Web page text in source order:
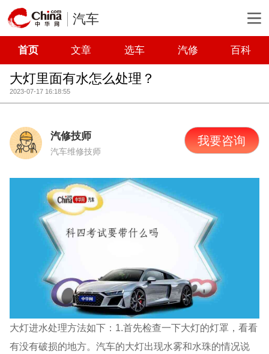
汽车
首页 文章 选车 汽修 百科
大灯里面有水怎么处理？
2023-07-17 16:18:55
汽修技师
汽车维修技师
我要咨询
大灯进水处理方法如下：1.首先检查一下大灯的灯罩，看看
有没有破损的地方。汽车的大灯出现水雾和水珠的情况说